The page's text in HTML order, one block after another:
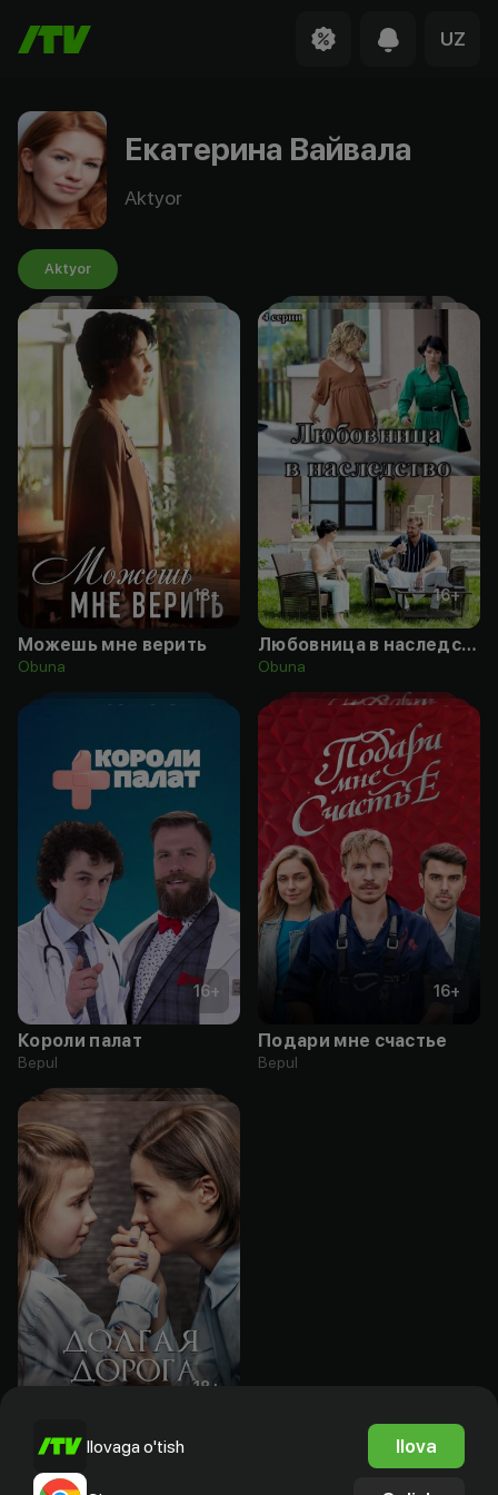
UZ
Екатерина Вайвала
Aktyor
Aktyor
18+
Можешь мне верить
Obuna
16+
Любовница в наследство
Obuna
16+
Короли палат
Bepul
16+
Подари мне счастье
Bepul
18 +
Bepul
Ilovaga o'tish Ilova